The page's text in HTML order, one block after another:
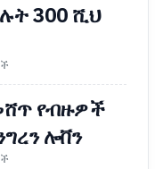
300 ሺህ
የብዙዎች
ሎቨን